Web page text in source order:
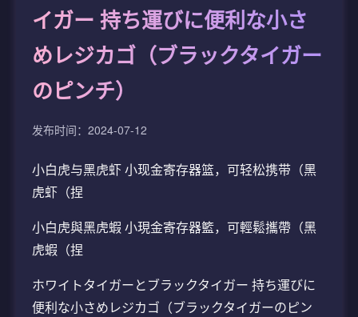
イガー 持ち運びに便利な小さ
めレジカゴ（ブラックタイガー
のピンチ）
发布时间：2024-07-12
小白虎与黑虎虾 小现金寄存器篮，可轻松携带（黑
虎虾（捏
小白虎與黑虎蝦 小現金寄存器籃，可輕鬆攜帶（黑
虎蝦（捏
ホワイトタイガーとブラックタイガー 持ち運びに
便利な小さめレジカゴ（ブラックタイガーのピン